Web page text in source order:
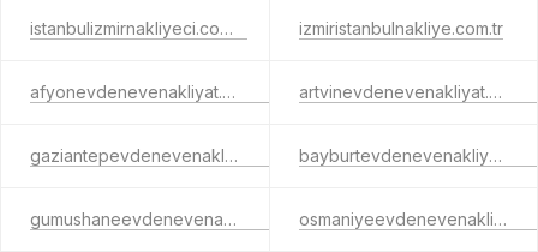
istanbulizmirnakliyeci.com.tr izmiristanbulnakliye.com.tr
afyonevdenevenakliyat.com.tr artvinevdenevenakliyat.com.tr
gaziantepevdenevenakliyat.com.tr bayburtevdenevenakliyat.com.tr
gumushaneevdenevenakliyat.com.tr osmaniyeevdenevenakliyat.com.tr